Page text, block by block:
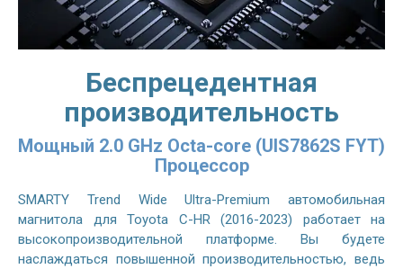
Беспрецедентная
производительность
Мощный 2.0 GHz Octa-core (UIS7862S FYT)
Процессор
SMARTY Trend Wide Ultra-Premium автомобильная
магнитола для Toyota C-HR (2016-2023) работает на
высокопроизводительной платформе. Вы будете
наслаждаться повышенной производительностью, ведь